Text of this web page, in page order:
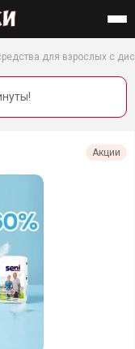
Найти
для взрослых с
!
Акции